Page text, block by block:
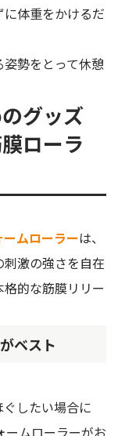
体重をかけるだ
勢をとって休憩
グッズ
ローラ
ムローラーは、
激の強さを自在
的な筋膜リリー
ベスト
したい場合に
ムローラーがお